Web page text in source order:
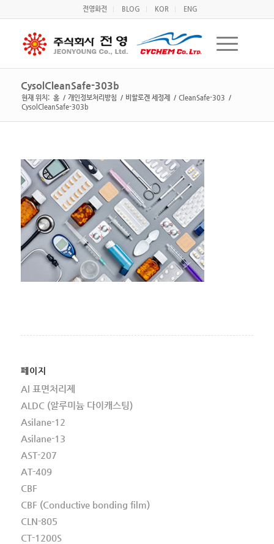
전영화전 BLOG KOR ENG
CysolCleanSafe-303b
현재 위치: 홈 / 개인정보처리방침 / 비할로겐 세정제 / CleanSafe-303 /
CysolCleanSafe-303b
페이지
Al 표면처리제
ALDC (알루미늄 다이캐스팅)
Asilane-12
Asilane-13
AST-207
AT-409
CBF
CBF (Conductive bonding film)
CLN-805
CT-1200S